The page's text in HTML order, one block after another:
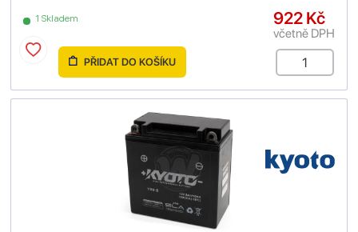
1 Skladem 922 Kč
včetně DPH
PŘIDAT DO KOŠÍKU